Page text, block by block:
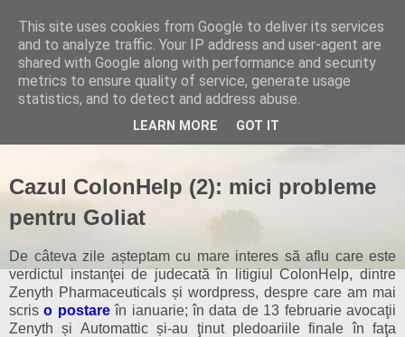
Cazul ColonHelp (2): mici probleme
pentru Goliat
De câteva zile așteptam cu mare interes să aflu care este
verdictul instanţei de judecată în litigiulColonHelp, dintre
Zenyth Pharmaceuticals și wordpress, despre care am mai
scriso postare în ianuarie; în data de 13 februarie avocaţii
Zenyth și Automattic și-au ţinut pledoariile finale în faţa
This site uses cookies from Google to deliver its services
and to analyze traffic. Your IP address and user-agent are
shared with Google along with performance and security
metrics to ensure quality of service, generate usage
statistics, and to detect and address abuse.
LEARN MORE GOT IT